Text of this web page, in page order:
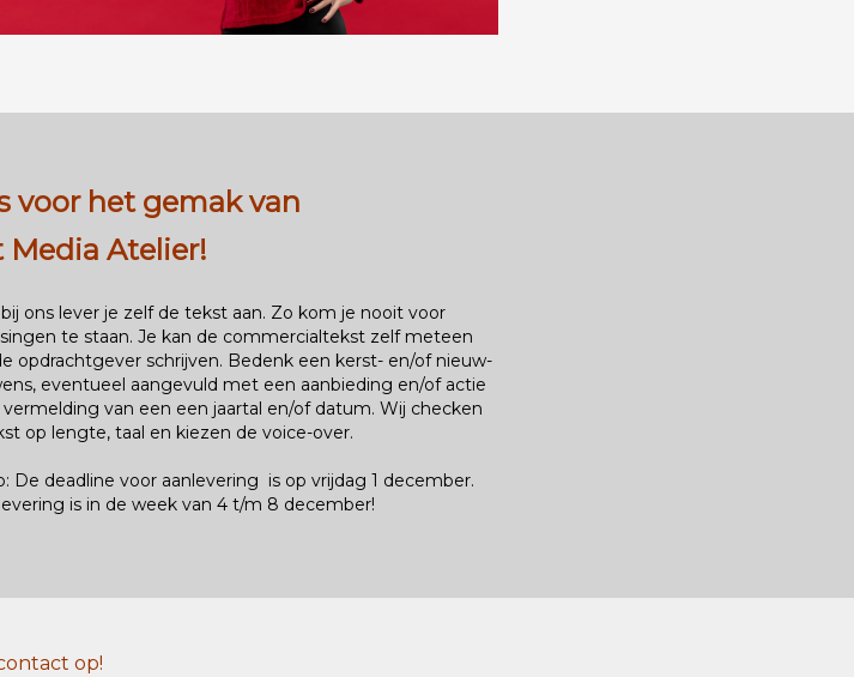
voor het gemak van
Media Atelier!
ons lever je zelf de tekst aan. Zo kom je nooit voor
te staan. Je kan de commercialtekst zelf meteen
opdrachtgever schrijven. Bedenk een kerst- en/of nieuw-
eventueel aangevuld met een aanbieding en/of actie
vermelding van een een jaartal en/of datum. Wij checken
op lengte, taal en kiezen de voice-over.
De deadline voor aanlevering is op vrijdag 1 december.
is in de week van 4 t/m 8 december!
op!